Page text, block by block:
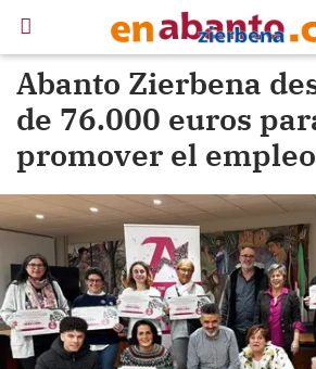
Abanto Zierbena
de 76.000 euros
promover el empleo